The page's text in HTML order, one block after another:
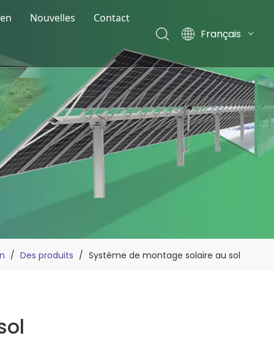
Nouvelles
Nouvelles de la société
Actualités de l'exposition
Blog
Contact
Français
Español
Deutsch
Italiano
Nederlands
/ Des produits / Système de montage solaire au sol